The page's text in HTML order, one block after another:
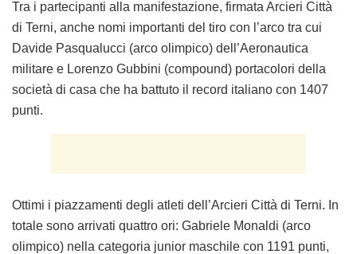
Tra i partecipanti alla manifestazione, firmata Arcieri Città
di Terni, anche nomi importanti del tiro con l’arco tra cui
Davide Pasqualucci (arco olimpico) dell’Aeronautica
militare e Lorenzo Gubbini (compound) portacolori della
società di casa che ha battuto il record italiano con 1407
punti.
Ottimi i piazzamenti degli atleti dell’Arcieri Città di Terni. In
totale sono arrivati quattro ori: Gabriele Monaldi (arco
olimpico) nella categoria junior maschile con 1191 punti,